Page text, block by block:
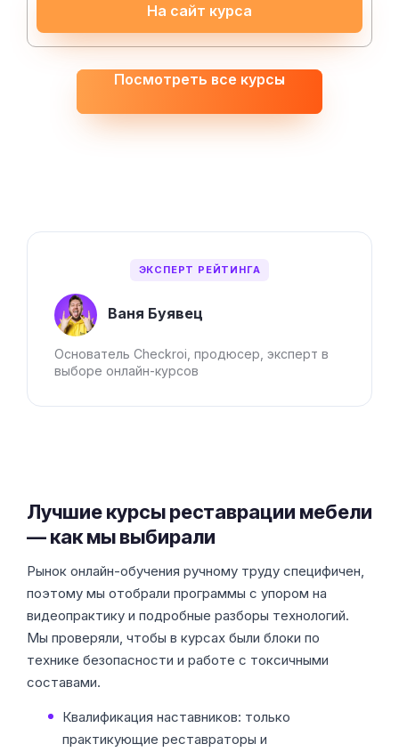
ЭКСПЕРТ РЕЙТИНГА
Ваня Буявец
Основатель Checkroi, продюсер, эксперт в
выборе онлайн-курсов
На сайт курса
Посмотреть все курсы
Лучшие курсы реставрации мебели
— как мы выбирали
Рынок онлайн-обучения ручному труду специфичен,
поэтому мы отобрали программы с упором на
видеопрактику и подробные разборы технологий.
Мы проверяли, чтобы в курсах были блоки по
технике безопасности и работе с токсичными
составами.
Квалификация наставников: только
практикующие реставраторы и